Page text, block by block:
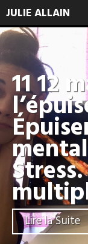
JULIE ALLAIN
11 12
Lire la Suite